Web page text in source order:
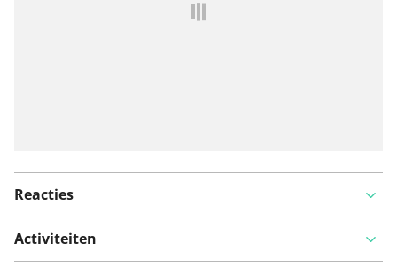
Reacties
Activiteiten